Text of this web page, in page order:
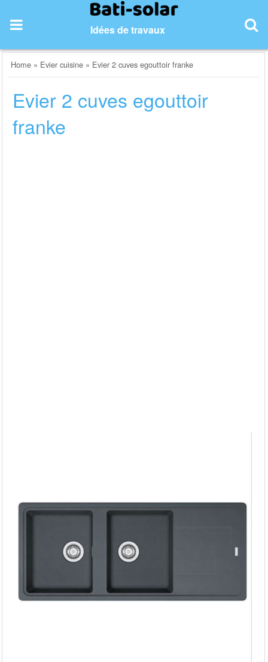
content
Idées de travaux
Home » Evier cuisine » Evier 2 cuves egouttoir franke
Evier 2 cuves egouttoir
franke